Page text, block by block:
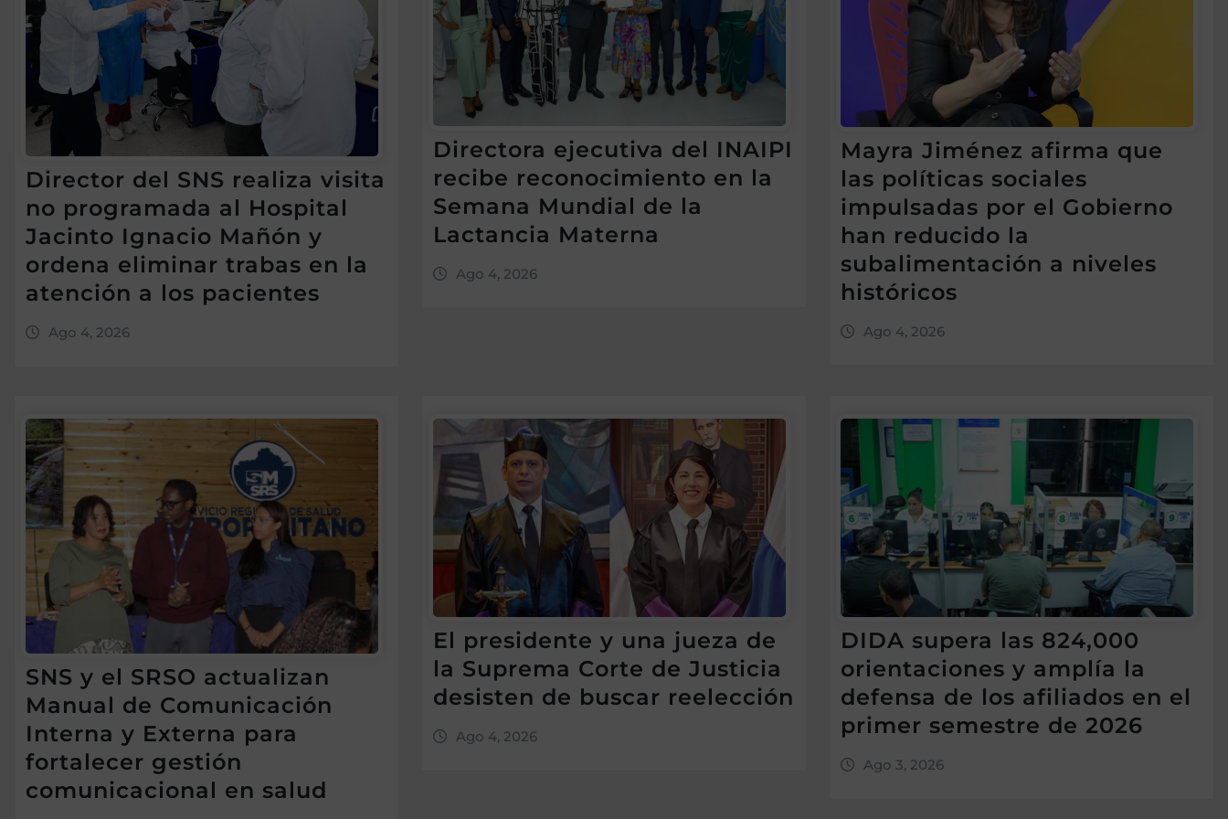
Director del SNS realiza visita
no programada al Hospital
Jacinto Ignacio Mañón y
ordena eliminar trabas en la
atención a los pacientes
Ago 4, 2026
Directora ejecutiva del INAIPI
recibe reconocimiento en la
Semana Mundial de la
Lactancia Materna
Ago 4, 2026
Mayra Jiménez afirma que
las políticas sociales
impulsadas por el Gobierno
han reducido la
subalimentación a niveles
históricos
Ago 4, 2026
SNS y el SRSO actualizan
Manual de Comunicación
Interna y Externa para
fortalecer gestión
comunicacional en salud
El presidente y una jueza de
la Suprema Corte de Justicia
desisten de buscar reelección
Ago 4, 2026
DIDA supera las 824,000
orientaciones y amplía la
defensa de los afiliados en el
primer semestre de 2026
Ago 3, 2026